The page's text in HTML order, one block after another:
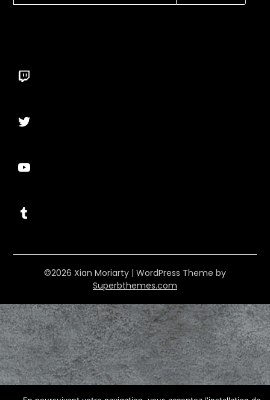
Twitch
Twitter
YouTube
Tumblr
©2026 Xian Moriarty | WordPress Theme by
Superbthemes.com